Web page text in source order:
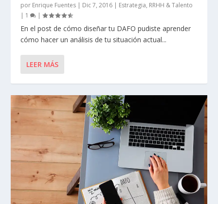
por Enrique Fuentes | Dic 7, 2016 | Estrategia, RRHH & Talento
| 1 |
En el post de cómo diseñar tu DAFO pudiste aprender
cómo hacer un análisis de tu situación actual...
LEER MÁS